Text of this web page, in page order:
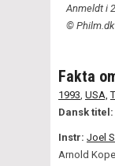
Anmeldt i
©
Fakta
1993 USA,
Dansk titel:
Instr: Joel
Arnold